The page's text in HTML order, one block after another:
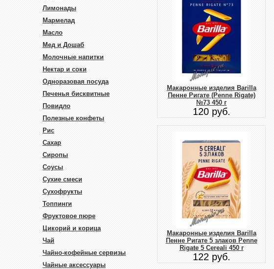
Лимонады
Мармелад
Масло
Мед и Дошаб
Молочные напитки
Нектар и соки
Одноразовая посуда
Печенья бисквитные
Повидло
Полезные конфеты
Рис
Сахар
Сиропы
Соусы
Сухие смеси
Сухофрукты
Топпинги
Фруктовое пюре
Цикорий и корица
Чай
Чайно-кофейные сервизы
Чайные аксессуары
Макаронные изделия Barilla
Пенне Ригате (Penne Rigate)
№73 450 г
120 руб.
Макаронные изделия Barilla
Пенне Ригате 5 злаков Penne
Rigate 5 Cereali 450 г
122 руб.